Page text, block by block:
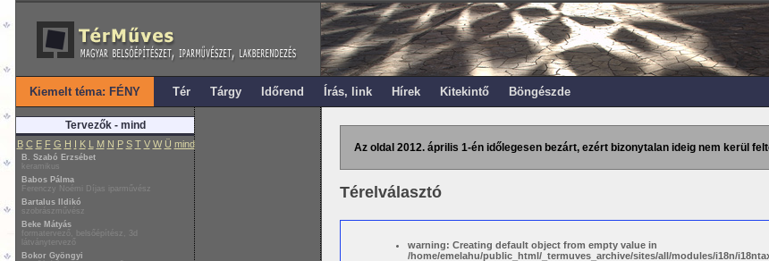
Kiemelt téma: FÉNY Tér Tárgy Időrend Írás, link Hírek Kitekintő Böngészde
Tervezők - mind
B C E F G H I K L M N P S T V W Ü mind
B. Szabó Erzsébet
keramikus
Babos Pálma
Ferenczy Noémi Díjas iparművész
Bartalus Ildikó
szobrászművész
Beke Mátyás
formatervező, belsőépítész, 3d
látványtervező
Bokor Gyöngyi
Az oldal 2012. április 1-én időlegesen bezárt, ezért bizonytalan ideig nem kerül
Térelválasztó
warning: Creating default object from empty value in
/home/emelahu/public_html/_termuves_archive/sites/all/modules/i18n/